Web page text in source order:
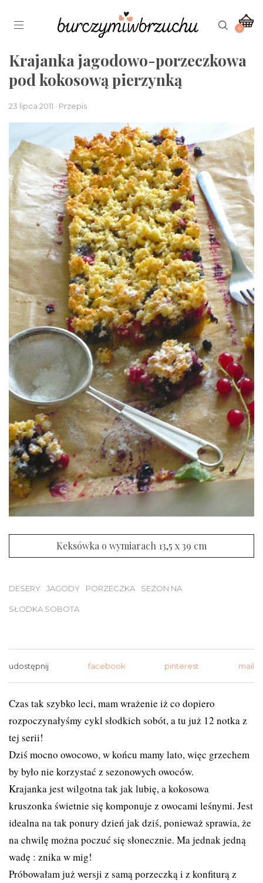
0
Krajanka jagodowo-porzeczkowa
pod kokosową pierzynką
23 lipca 2011 · Przepis
Keksówka o wymiarach 13,5 x 39 cm
DESERY JAGODY PORZECZKA SEZON NA
SŁODKA SOBOTA
udostępnij facebook pinterest mail
Czas tak szybko leci, mam wrażenie iż co dopiero
rozpoczynałyśmy cykl słodkich sobót, a tu już 12 notka z
tej serii!
Dziś mocno owocowo, w końcu mamy lato, więc grzechem
by było nie korzystać z sezonowych owoców.
Krajanka jest wilgotna tak jak lubię, a kokosowa
kruszonka świetnie się komponuje z owocami leśnymi. Jest
idealna na tak ponury dzień jak dziś, ponieważ sprawia, że
na chwilę można poczuć się słonecznie. Ma jednak jedną
wadę : znika w mig!
Próbowałam już wersji z samą porzeczką i z konfiturą z